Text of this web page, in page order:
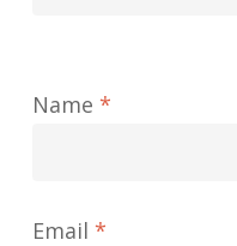
Name *
Email *